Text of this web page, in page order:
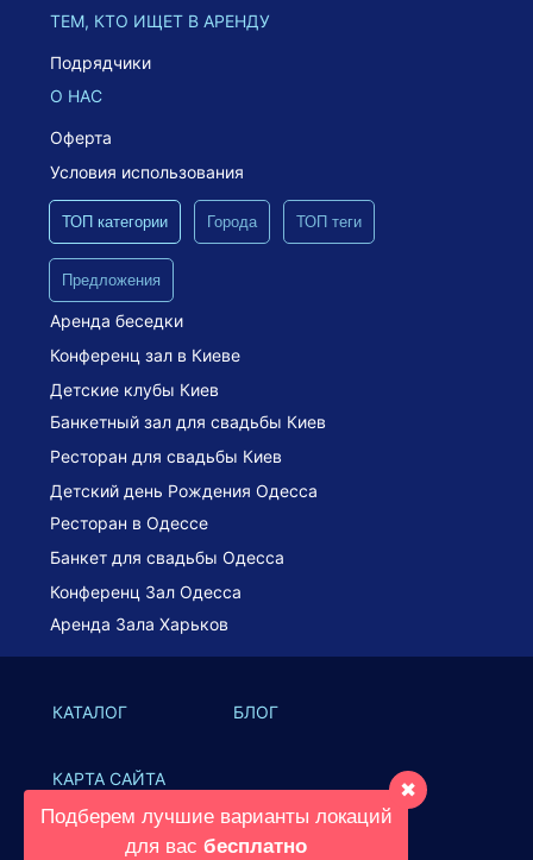
Подберем лучшие варианты локаций
для вас бесплатно
✖
ТЕМ, КТО ИЩЕТ В АРЕНДУ
Подрядчики
О НАС
Оферта
Условия использования
ТОП категории Города ТОП теги
Предложения
Аренда беседки
Конференц зал в Киеве
Детские клубы Киев
Банкетный зал для свадьбы Киев
Ресторан для свадьбы Киев
Детский день Рождения Одесса
Ресторан в Одессе
Банкет для свадьбы Одесса
Конференц Зал Одесса
Аренда Зала Харьков
КАТАЛОГ БЛОГ
КАРТА САЙТА
© 2021 Все права защищены